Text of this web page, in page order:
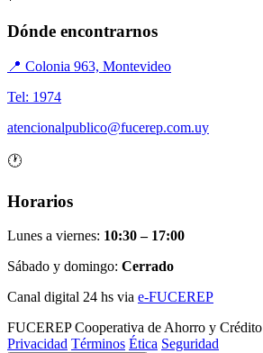
Dónde encontrarnos
📍 Colonia 963, Montevideo
Tel: 1974
atencionalpublico@fucerep.com.uy
🕐
Horarios
Lunes a viernes: 10:30 – 17:00
Sábado y domingo: Cerrado
Canal digital 24 hs via e-FUCEREP
FUCEREP Cooperativa de Ahorro y Crédito
Privacidad Términos Ética Seguridad